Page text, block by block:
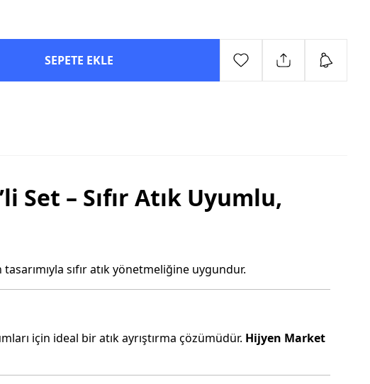
SEPETE EKLE
– Sıfır Atık Uyumlu,
sıfır atık yönetmeliğine uygundur.
için ideal bir atık ayrıştırma çözümüdür. Hijyen Market